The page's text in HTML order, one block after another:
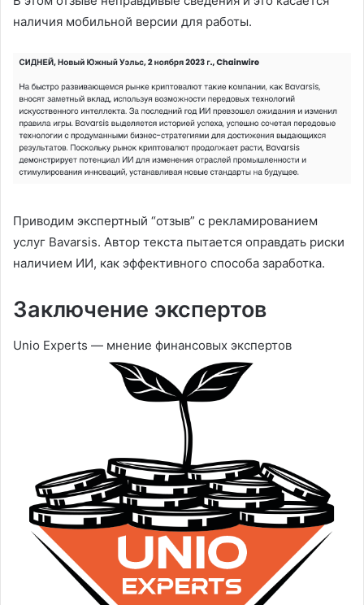
наличия мобильной версии для работы.
Приводим экспертный “отзыв” с рекламированием
услуг Bavarsis. Автор текста пытается оправдать риски
наличием ИИ, как эффективного способа заработка.
Заключение экспертов
Unio Experts — мнение финансовых экспертов